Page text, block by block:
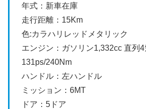
年式：新車在庫
走行距離：15Km
色:カラハリレッドメタリック
エンジン：ガソリン1,332cc 直列
131ps/240Nm
ハンドル：左ハンドル
ミッション：6MT
ドア：5ドア